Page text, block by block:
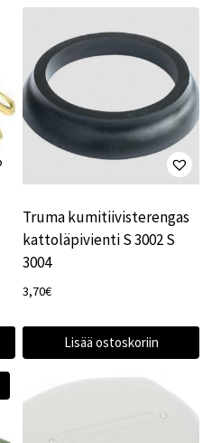
Truma kumitiivisterengas
kattoläpivienti S 3002 S
3004
3,70€
Lisää ostoskoriin